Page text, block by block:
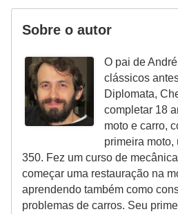
Sobre o autor
O pai de
clássicos
Diplomata,
completar 18
moto e carro,
primeira moto,
350. Fez um curso de
começar uma restauração na
aprendendo também como
problemas de carros. Seu